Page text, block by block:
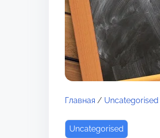
Главная / Uncategorised
Uncategorised